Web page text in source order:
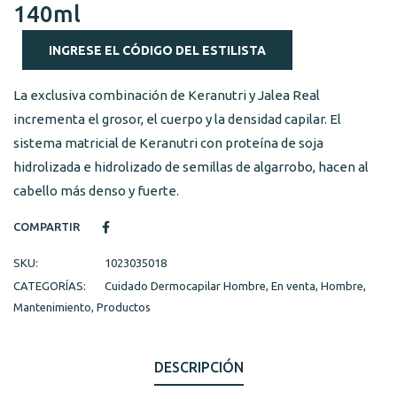
140ml
INGRESE EL CÓDIGO DEL ESTILISTA
La exclusiva combinación de Keranutri y Jalea Real
incrementa el grosor, el cuerpo y la densidad capilar. El
sistema matricial de Keranutri con proteína de soja
hidrolizada e hidrolizado de semillas de algarrobo, hacen al
cabello más denso y fuerte.
COMPARTIR
SKU:
1023035018
CATEGORÍAS:
Cuidado Dermocapilar Hombre, En venta, Hombre,
Mantenimiento, Productos
DESCRIPCIÓN